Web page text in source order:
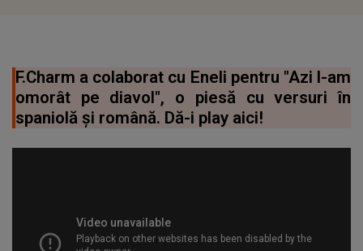
F.Charm a colaborat cu Eneli pentru "Azi l-am
omorât pe diavol", o piesă cu versuri în
spaniolă și română. Dă-i play aici!